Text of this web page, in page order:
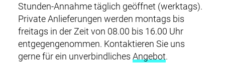
Stunden-Annahme täglich geöffnet (werktags).
Private Anlieferungen werden montags bis
freitags in der Zeit von 08.00 bis 16.00 Uhr
entgegengenommen. Kontaktieren Sie uns
gerne für ein unverbindliches Angebot.